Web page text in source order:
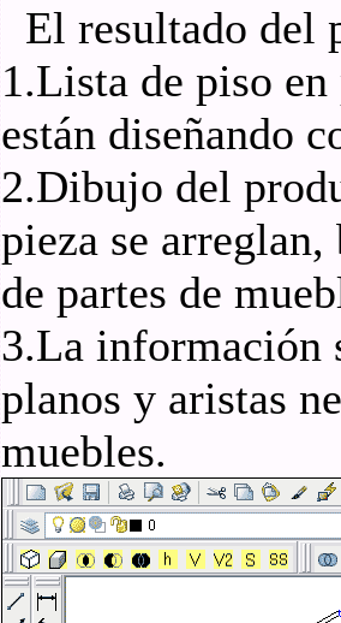
El resultado del
1.Lista de piso en
están diseñando
2.Dibujo del
pieza se
de partes de
3.La información
planos y aristas
muebles.